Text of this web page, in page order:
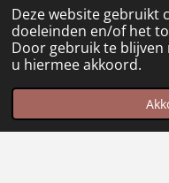
Deze website gebruikt
doeleinden en/of het
Door gebruik te blijven
u hiermee akkoord.
Geef gerust een